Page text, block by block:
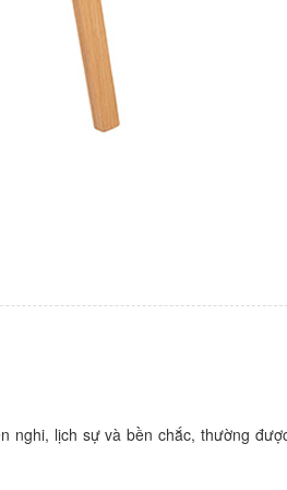
nghi, lịch sự và bền chắc, thường